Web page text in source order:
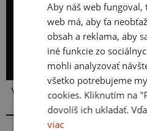
Vlastná potlač Kakat-
Aby náš web
web má, aby ťa
obsah a reklama, aby
iné funkcie zo
mohli analyzovať
všetko potrebujeme
cookies. Kliknutím na
dovolíš ich ukladať.
viac